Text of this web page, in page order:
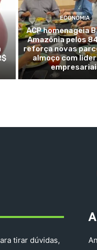
ECONOMIA
ACP homenageia
Amazônia pelos
reforça novas
almoço com
tirar dúvidas,